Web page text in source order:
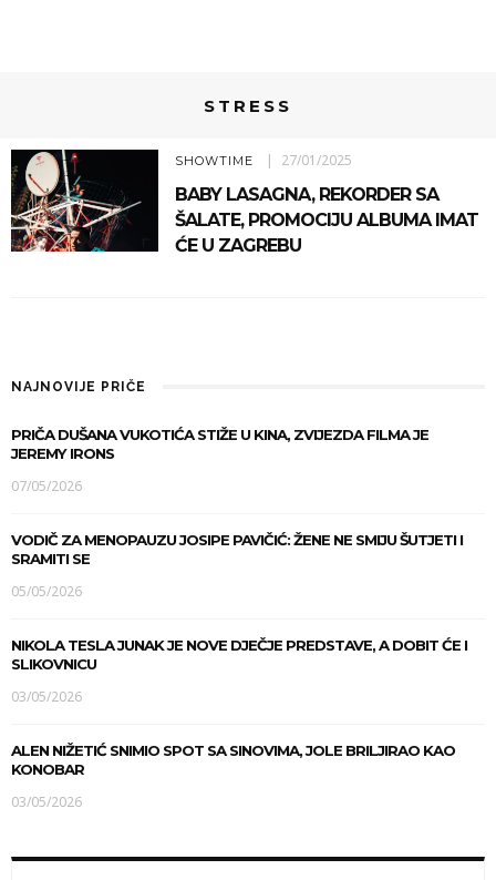
STRESS
SHOWTIME 27/01/2025
BABY LASAGNA, REKORDER SA
ŠALATE, PROMOCIJU ALBUMA IMAT
ĆE U ZAGREBU
NAJNOVIJE PRIČE
PRIČA DUŠANA VUKOTIĆA STIŽE U KINA, ZVIJEZDA FILMA JE
JEREMY IRONS
07/05/2026
VODIČ ZA MENOPAUZU JOSIPE PAVIČIĆ: ŽENE NE SMIJU ŠUTJETI I
SRAMITI SE
05/05/2026
NIKOLA TESLA JUNAK JE NOVE DJEČJE PREDSTAVE, A DOBIT ĆE I
SLIKOVNICU
03/05/2026
ALEN NIŽETIĆ SNIMIO SPOT SA SINOVIMA, JOLE BRILJIRAO KAO
KONOBAR
03/05/2026